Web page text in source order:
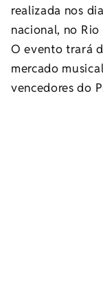
realizada nos
nacional, no
O evento trará
mercado
vencedores do